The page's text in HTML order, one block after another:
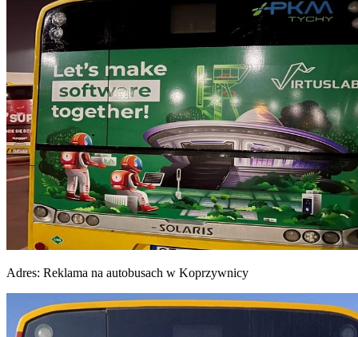
Adres: Reklama na autobusach w Koprzywnicy